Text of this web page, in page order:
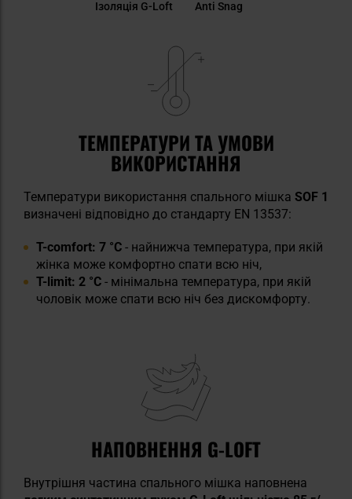
Ізоляція G-Loft Anti Snag
ТЕМПЕРАТУРИ ТА УМОВИ
ВИКОРИСТАННЯ
Температури використання спального мішка SOF 1
визначені відповідно до стандарту EN 13537:
T-comfort: 7 °C - найнижча температура, при якій
жінка може комфортно спати всю ніч,
T-limit: 2 °C - мінімальна температура, при якій
чоловік може спати всю ніч без дискомфорту.
НАПОВНЕННЯ G-LOFT
Внутрішня частина спального мішка наповнена